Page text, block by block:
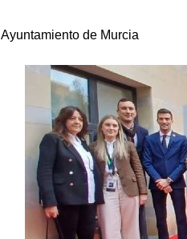
Ayuntamiento de Murcia